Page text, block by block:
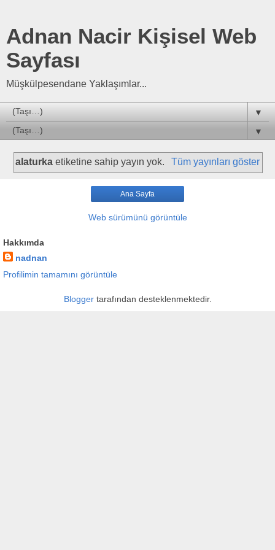
Adnan Nacir Kişisel Web
Sayfası
Müşkülpesendane Yaklaşımlar...
▼
▼
alaturka etiketine sahip yayın yok. Tüm yayınları göster
Ana Sayfa
Web sürümünü görüntüle
Hakkımda
nadnan
Profilimin tamamını görüntüle
Bloggertarafından desteklenmektedir.